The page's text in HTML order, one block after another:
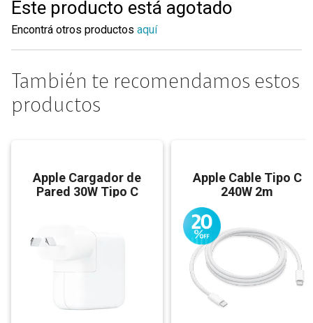
Este producto está agotado
Encontrá otros productos aquí
También te recomendamos estos
productos
Apple Cargador de
Pared 30W Tipo C
Apple Cable Tipo C
240W 2m